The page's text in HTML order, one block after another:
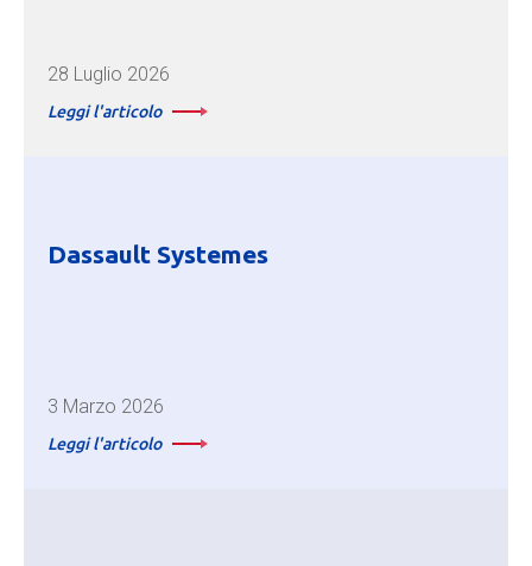
28 Luglio 2026
Leggi l'articolo
Dassault Systemes
3 Marzo 2026
Leggi l'articolo